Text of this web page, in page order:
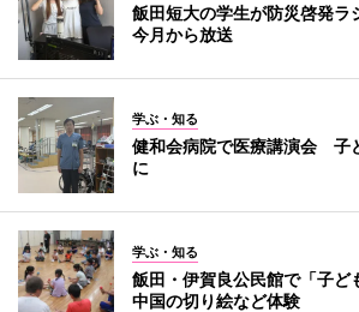
飯田短大の学生が防災啓発
今月から放送
学ぶ・知る
健和会病院で医療講演会 子
に
学ぶ・知る
飯田・伊賀良公民館で「子
中国の切り絵など体験